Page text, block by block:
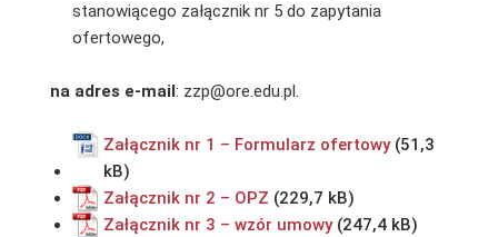
stanowiącego załącznik nr 5 do zapytania
ofertowego,
na adres e-mail: zzp@ore.edu.pl.
Załącznik nr 1 – Formularz ofertowy
Załącznik nr 2 – OPZ
Załącznik nr 3 – wzór umowy